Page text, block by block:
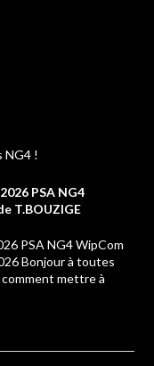
NG4 !
PSA NG4
T.BOUZIGE
PSA NG4 WipCom
Bonjour à toutes
comment mettre à